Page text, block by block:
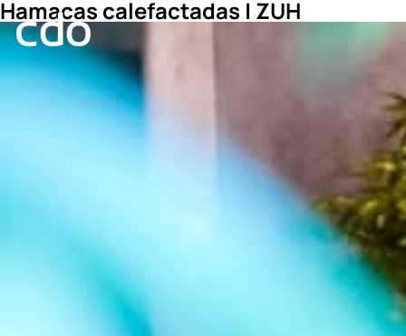
Hamacas calefactadas | ZUH